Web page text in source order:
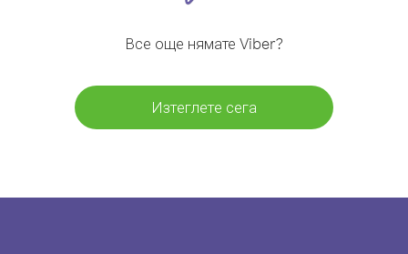
Все още нямате Viber?
Изтеглете сега